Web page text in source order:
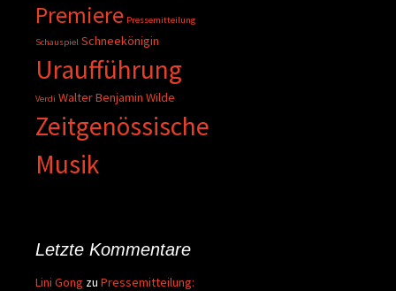
Premiere Pressemitteilung
Schauspiel Schneekönigin
Uraufführung
Verdi Walter Benjamin Wilde
Zeitgenössische
Musik
Letzte Kommentare
Lini Gong zu Pressemitteilung: